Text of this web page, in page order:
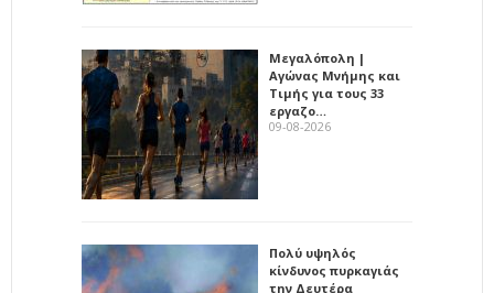
Μεγαλόπολη |
Αγώνας Μνήμης και
Τιμής για τους 33
εργαζο…
09-08-2026
Πολύ υψηλός
κίνδυνος πυρκαγιάς
την Δευτέρα